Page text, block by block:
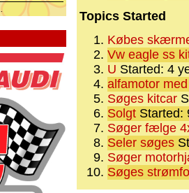
Topics Started
Købes
Vw eagle ss
U Started: 4
alfamotor
Søges kitcar
Solgt Started:
Søger fælge
Seler søges
Søger
Søges